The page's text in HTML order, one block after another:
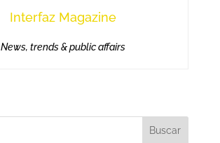
Interfaz Magazine
News, trends & public affairs
Buscar